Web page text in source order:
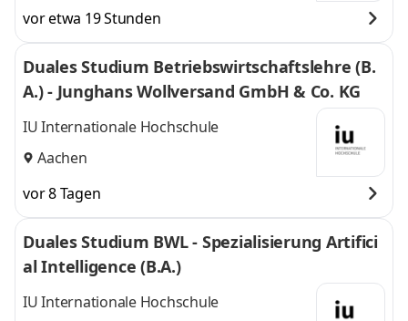
vor etwa 19 Stunden
Duales Studium Betriebswirtschaftslehre (B.
A.) - Junghans Wollversand GmbH & Co. KG
IU Internationale Hochschule
Aachen
vor 8 Tagen
Duales Studium BWL - Spezialisierung Artifici
al Intelligence (B.A.)
IU Internationale Hochschule